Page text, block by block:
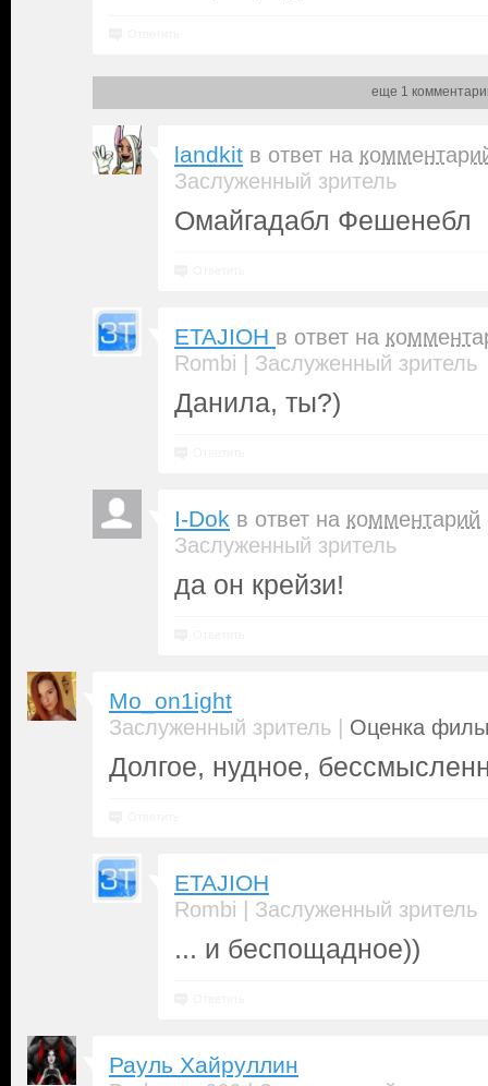
еще 1
landkit в ответ на
Заслуженный зритель
Омайгадабл Фешенебл
ETAJIOH в ответ на
Rombi | Заслуженный зритель
Данила, ты?)
I-Dok в ответ на комментарий
Заслуженный зритель
да он крейзи!
Mo_on1ight
Заслуженный зритель | Оценка
Долгое, нудное,
ETAJIOH
Rombi | Заслуженный зритель
... и беспощадное))
Рауль Хайруллин